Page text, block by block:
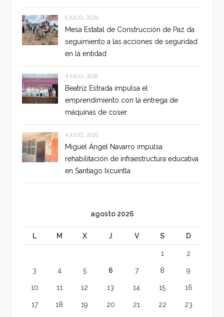
6 JULIO, 2026
Mesa Estatal de Construcción de Paz da
seguimiento a las acciones de seguridad
en la entidad
4 JULIO, 2026
Beatriz Estrada impulsa el
emprendimiento con la entrega de
máquinas de coser
4 JULIO, 2026
Miguel Ángel Navarro impulsa
rehabilitación de infraestructura educativa
en Santiago Ixcuintla
agosto 2026
L M X J V S D
1 2
3 4 5 6 7 8 9
10 11 12 13 14 15 16
17 18 19 20 21 22 23